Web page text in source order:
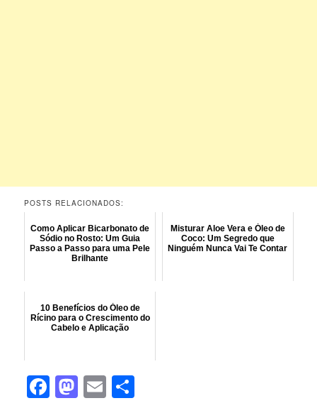
POSTS RELACIONADOS:
Como Aplicar Bicarbonato de
Sódio no Rosto: Um Guia
Passo a Passo para uma Pele
Brilhante
Misturar Aloe Vera e Óleo de
Coco: Um Segredo que
Ninguém Nunca Vai Te Contar
10 Benefícios do Óleo de
Rícino para o Crescimento do
Cabelo e Aplicação
Facebook
Mastodon
Email